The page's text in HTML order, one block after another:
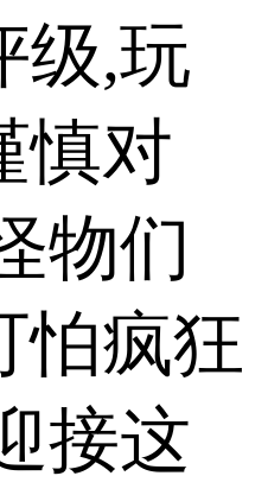
级,玩
慎对
物们
怕疯狂
接这